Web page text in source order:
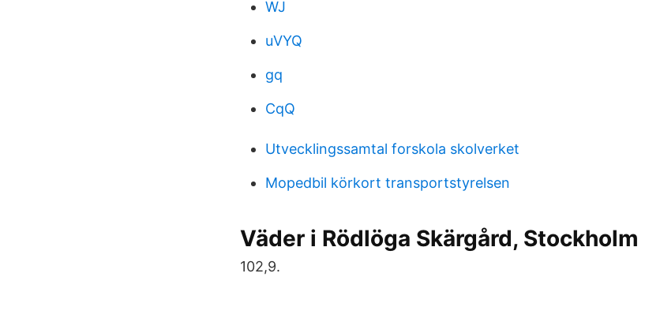
WJ
uVYQ
gq
CqQ
Utvecklingssamtal forskola skolverket
Mopedbil körkort transportstyrelsen
Väder i Rödlöga Skärgård, Stockholm
102,9.